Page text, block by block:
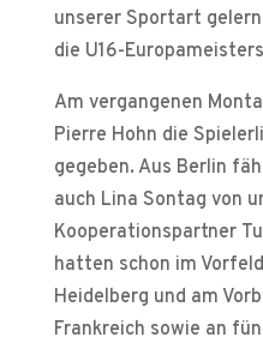
unserer Sportart
die U16-
Am vergangenen
Pierre Hohn die
gegeben. Aus Berlin
auch Lina Sontag von
Kooperationspartner
hatten schon im
Heidelberg und am
Frankreich sowie an